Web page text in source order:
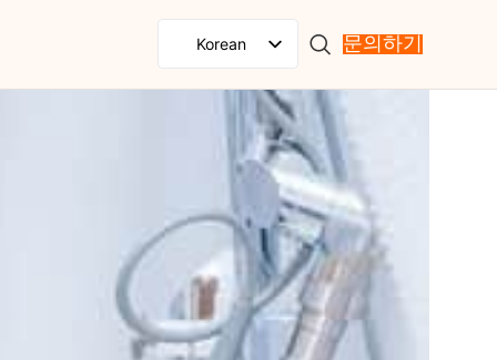
Korean
French
Portuguese
Japanese
German
Italian
문의하기